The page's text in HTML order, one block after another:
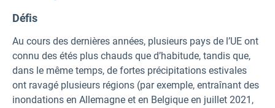
Défis
Au cours des dernières années, plusieurs pays de l’UE ont
connu des étés plus chauds que d’habitude, tandis que,
dans le même temps, de fortes précipitations estivales
ont ravagé plusieurs régions (par exemple, entraînant des
inondations en Allemagne et en Belgique en juillet 2021,